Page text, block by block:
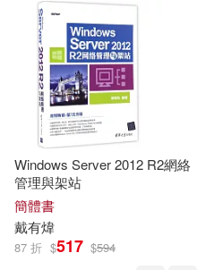
Windows Server 2012 R2網絡
管理與架站
簡體書
戴有煒
87 折 $517 $594